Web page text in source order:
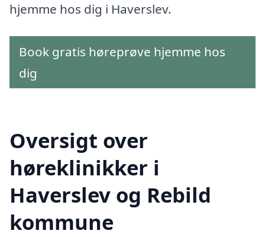
hjemme hos dig i Haverslev.
Book gratis høreprøve hjemme hos
dig
Oversigt over
høreklinikker i
Haverslev og Rebild
kommune